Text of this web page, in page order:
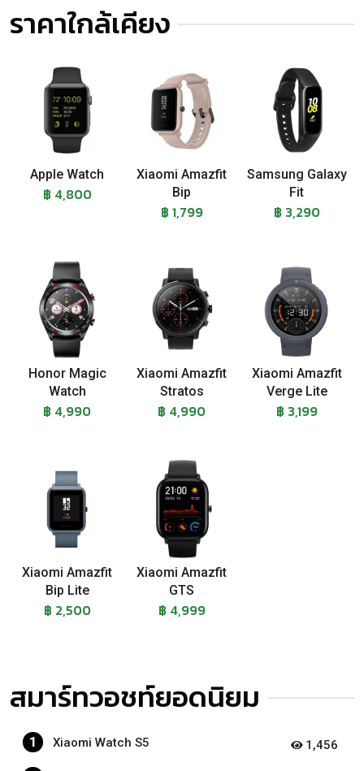
ราคาใกล้เคียง
Apple Watch
฿ 4,800
Xiaomi Amazfit
Bip
฿ 1,799
Samsung Galaxy
Fit
฿ 3,290
Honor Magic
Watch
฿ 4,990
Xiaomi Amazfit
Stratos
฿ 4,990
Xiaomi Amazfit
Verge Lite
฿ 3,199
Xiaomi Amazfit
Bip Lite
฿ 2,500
Xiaomi Amazfit
GTS
฿ 4,999
สมาร์ทวอชท์ยอดนิยม
1 Xiaomi Watch S5 1,456